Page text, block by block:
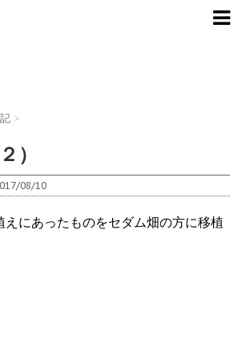
>
）
08/10
えにあったものをセダム畑の方に移植